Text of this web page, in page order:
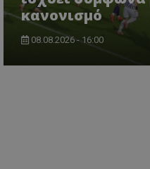
κανονισμό
08.08.2026 - 16:00